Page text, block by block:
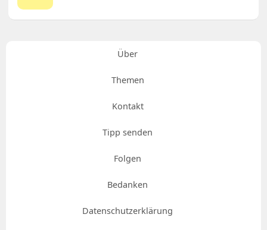
Über
Themen
Kontakt
Tipp senden
Folgen
Bedanken
Datenschutzerklärung